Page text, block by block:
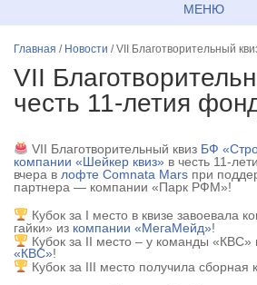
МЕНЮ
Главная / Новости /VII Благотворительный
VII
честь 11-летия
VII Благотворительный квиз БФ
компании «Шейкер квиз» в честь 11-
вчера в лофте Comnata Mars при
партнера — компании «Парк РФМ»!
Кубок за I место в квизе завоевала
гайки» из компании «МегаМейд»!
Кубок за II место – у команды «КВС»
«КВС»!
Кубок за III место получила сборная